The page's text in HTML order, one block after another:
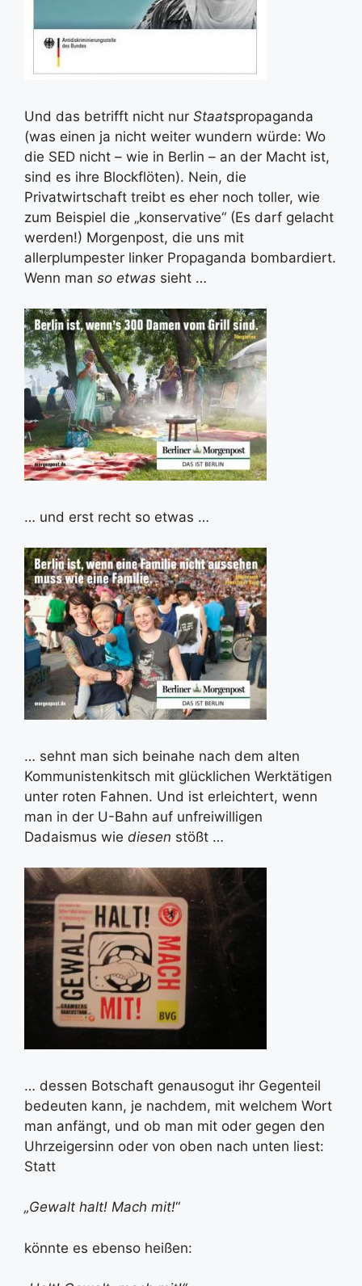
Und das betrifft nicht nur Staatspropaganda
(was einen ja nicht weiter wundern würde: Wo
die SED nicht – wie in Berlin – an der Macht ist,
sind es ihre Blockflöten). Nein, die
Privatwirtschaft treibt es eher noch toller, wie
zum Beispiel die „konservative“ (Es darf gelacht
werden!) Morgenpost, die uns mit
allerplumpester linker Propaganda bombardiert.
Wenn man so etwas sieht …
… und erst recht so etwas …
… sehnt man sich beinahe nach dem alten
Kommunistenkitsch mit glücklichen Werktätigen
unter roten Fahnen. Und ist erleichtert, wenn
man in der U-Bahn auf unfreiwilligen
Dadaismus wie diesen stößt …
… dessen Botschaft genausogut ihr Gegenteil
bedeuten kann, je nachdem, mit welchem Wort
man anfängt, und ob man mit oder gegen den
Uhrzeigersinn oder von oben nach unten liest:
Statt
„Gewalt halt! Mach mit!“
könnte es ebenso heißen: